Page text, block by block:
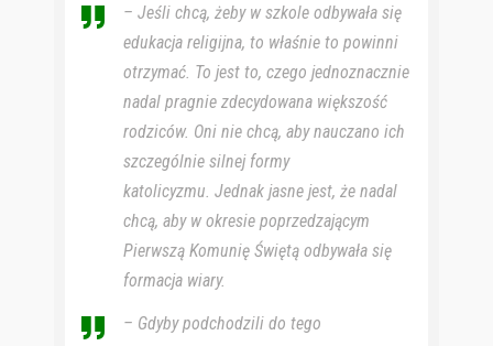
– Jeśli chcą, żeby w szkole odbywała się
edukacja religijna, to właśnie to powinni
otrzymać. To jest to, czego jednoznacznie
nadal pragnie zdecydowana większość
rodziców. Oni nie chcą, aby nauczano ich
szczególnie silnej formy
katolicyzmu. Jednak jasne jest, że nadal
chcą, aby w okresie poprzedzającym
Pierwszą Komunię Świętą odbywała się
formacja wiary.
– Gdyby podchodzili do tego